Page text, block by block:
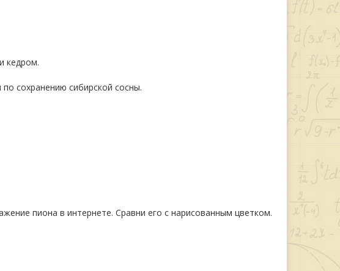
кедром.
сохранению сибирской сосны.
пиона в интернете. Сравни его с нарисованным цветком.